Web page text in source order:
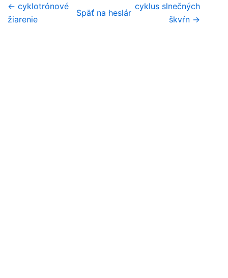
← cyklotrónové
žiarenie
Späť na heslár
cyklus slnečných
škvŕn →